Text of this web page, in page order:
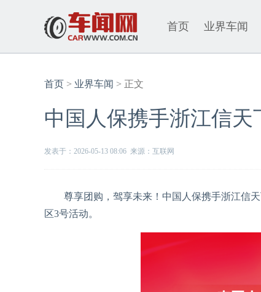
首页 业界车闻
首页 > 业界车闻 > 正文
中国人保携手浙江信
发表于：2026-05-13 08:06 来源：互联网
尊享团购，驾享未来！中国人保携手浙江信天
区3号活动。